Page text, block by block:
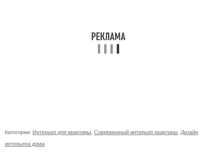
Категории: Интерьер для квартиры Современный интерьер квартиры Дизайн
интерьера дома